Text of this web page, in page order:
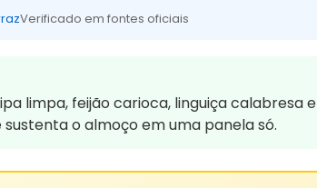
Verificado em fontes oficiais
limpa, feijão carioca, linguiça calabresa e
o almoço em uma panela só.